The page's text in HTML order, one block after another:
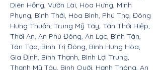
Diên Hồng, Vườn Lài, Hòa Hưng, Minh
Phụng, Bình Thới, Hòa Bình, Phú Thọ, Đông
Hưng Thuận, Trung Mỹ Tây, Tân Thới Hiệp,
Thới An, An Phú Đông, An Lạc, Bình Tân,
Tân Tạo, Bình Trị Đông, Bình Hưng Hòa,
Gia Định, Bình Thạnh, Bình Lợi Trung,
Thạnh Mỹ Tây, Bình Quới, Hạnh Thông, An